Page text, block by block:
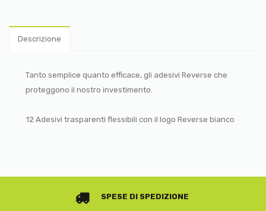
Descrizione
Tanto semplice quanto efficace, gli adesivi Reverse che
proteggono il nostro investimento.
12 Adesivi trasparenti flessibili con il logo Reverse bianco
SPESE DI SPEDIZIONE